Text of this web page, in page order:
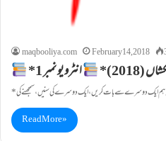
maqbooliya.com February 14, 2018
(2018)* انٹرویو نمبر 1
Read More »